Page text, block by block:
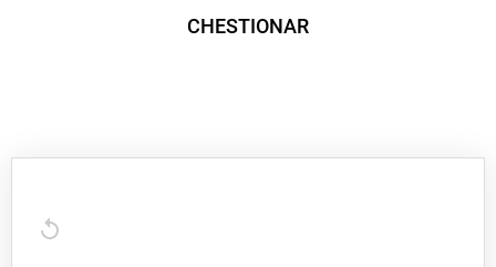
CHESTIONAR